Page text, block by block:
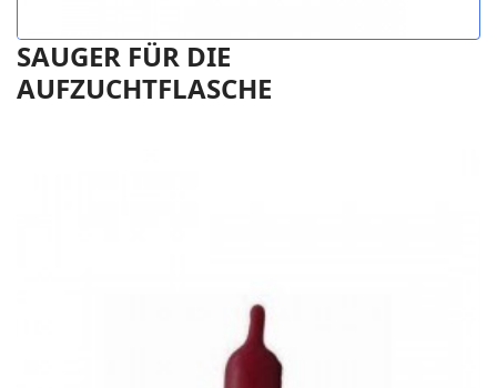
SAUGER FÜR DIE
AUFZUCHTFLASCHE